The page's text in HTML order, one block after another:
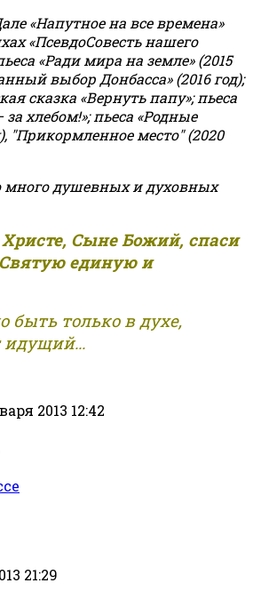
«Напутное на все времена»
«ПсевдоСовесть нашего
«Ради мира на земле» (2015
выбор Донбасса» (2016 год);
сказка «Вернуть папу»; пьеса
за хлебом!»;пьеса «Родные
"Прикормленное место" (2020
много душевных и духовных
Христе, Сыне Божий, спаси
единую и
только в духе,
идущий...
2013 12:42
21:29